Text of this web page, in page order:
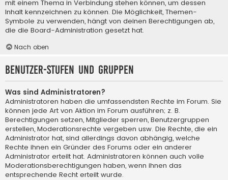
mit einem Thema in Verbindung stehen können, um dessen
Inhalt kennzeichnen zu können. Die Möglichkeit, Themen-
Symbole zu verwenden, hängt von deinen Berechtigungen ab,
die die Board-Administration gesetzt hat.
Nach oben
Benutzer-Stufen und Gruppen
Was sind Administratoren?
Administratoren haben die umfassendsten Rechte im Forum. Sie
können jede Art von Aktion im Forum ausführen; z. B.
Berechtigungen setzen, Mitglieder sperren, Benutzergruppen
erstellen, Moderationsrechte vergeben usw. Die Rechte, die ein
Administrator hat, sind allerdings davon abhängig, welche
Rechte ihnen ein Gründer des Forums oder ein anderer
Administrator erteilt hat. Administratoren können auch volle
Moderationsberechtigungen haben, wenn ihnen das
entsprechende Recht erteilt wurde.